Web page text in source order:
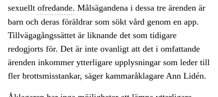
sexuellt ofredande. Målsägandena i dessa tre ärenden är
barn och deras föräldrar som sökt vård genom en app.
Tillvägagångssättet är liknande det som tidigare
redogjorts för. Det är inte ovanligt att det i omfattande
ärenden inkommer ytterligare upplysningar som leder till
fler brottsmisstankar, säger kammaråklagare Ann Lidén.